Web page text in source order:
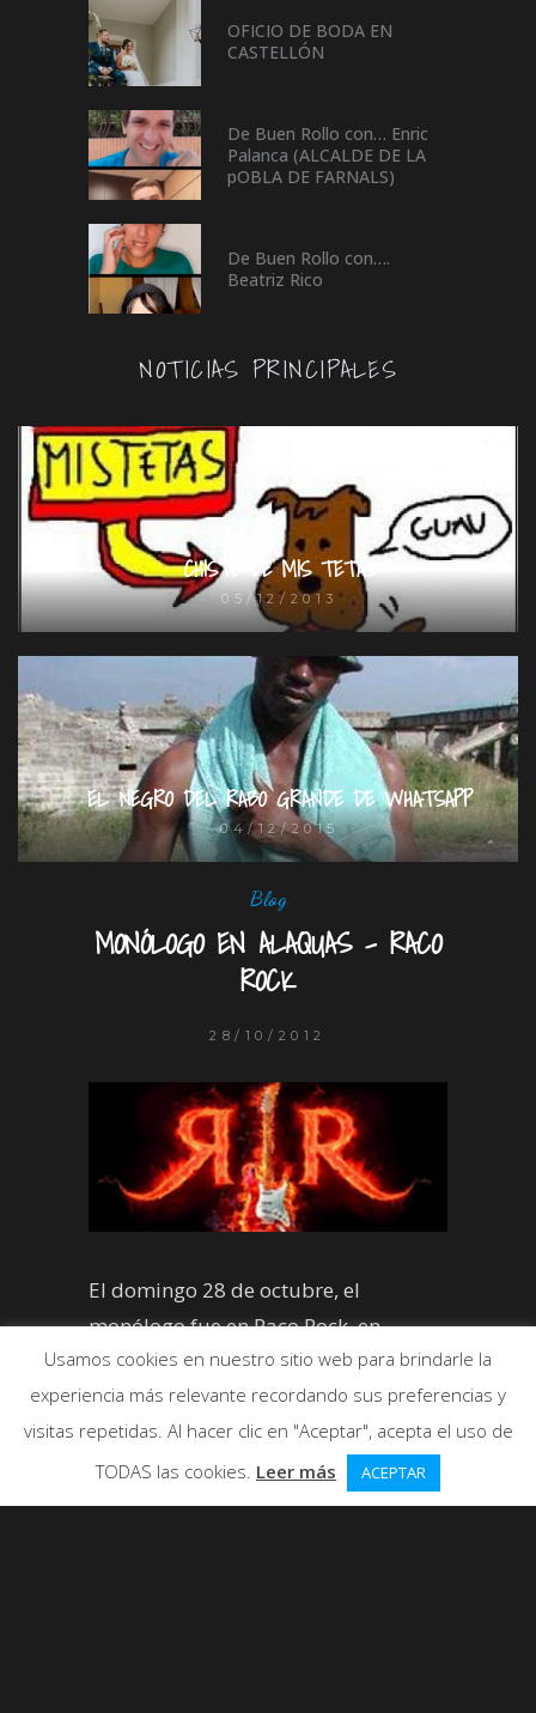
OFICIO DE BODA EN
CASTELLÓN
De Buen Rollo con… Enric
Palanca (ALCALDE DE LA
pOBLA DE FARNALS)
De Buen Rollo con….
Beatriz Rico
NOTICIAS PRINCIPALES
CHISTE DE MIS TETAS
05/12/2013
EL NEGRO DEL RABO GRANDE DE WHATSAPP
04/12/2015
Blog
MONÓLOGO EN ALAQUAS – RACO
ROCK
28/10/2012
El domingo 28 de octubre, el
monólogo fue en Raco Rock, en
Alaquas, localidad cercana a
Valencia.
Usamos cookies en nuestro sitio web para brindarle la
experiencia más relevante recordando sus preferencias y
visitas repetidas. Al hacer clic en "Aceptar", acepta el uso de
TODAS las cookies. Leer más ACEPTAR